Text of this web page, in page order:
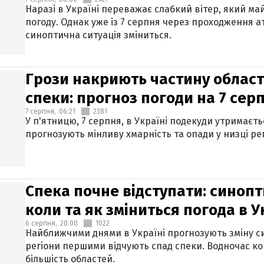
Наразі в Україні переважає слабкий вітер, який
погоду. Однак уже із 7 серпня через проходження
синоптична ситуація зміниться.
Грози накриють частину
спеки: прогноз погоди на 7
7 серпня, 06:21 2381
У п'ятницю, 7 серпня, в Україні подекуди
прогнозують мінливу хмарність та опади у низці
Спека почне відступати:
коли та як зміниться погода в
6 серпня, 20:00 1022
Найближчими днями в Україні прогнозують зміну
регіони першими відчують спад спеки. Водночас
більшість областей.